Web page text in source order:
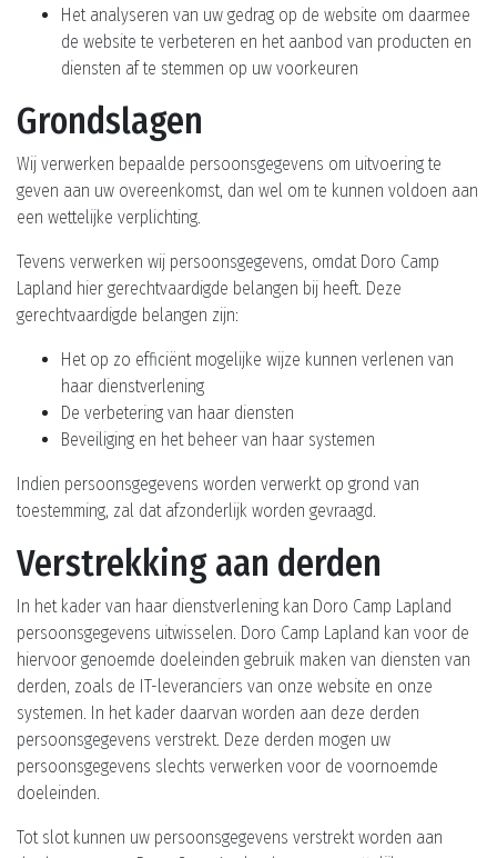
Het analyseren van uw gedrag op de website om daarmee
de website te verbeteren en het aanbod van producten en
diensten af te stemmen op uw voorkeuren
Grondslagen
Wij verwerken bepaalde persoonsgegevens om uitvoering te
geven aan uw overeenkomst, dan wel om te kunnen voldoen aan
een wettelijke verplichting.
Tevens verwerken wij persoonsgegevens, omdat Doro Camp
Lapland hier gerechtvaardigde belangen bij heeft. Deze
gerechtvaardigde belangen zijn:
Het op zo efficiënt mogelijke wijze kunnen verlenen van
haar dienstverlening
De verbetering van haar diensten
Beveiliging en het beheer van haar systemen
Indien persoonsgegevens worden verwerkt op grond van
toestemming, zal dat afzonderlijk worden gevraagd.
Verstrekking aan derden
In het kader van haar dienstverlening kan Doro Camp Lapland
persoonsgegevens uitwisselen. Doro Camp Lapland kan voor de
hiervoor genoemde doeleinden gebruik maken van diensten van
derden, zoals de IT-leveranciers van onze website en onze
systemen. In het kader daarvan worden aan deze derden
persoonsgegevens verstrekt. Deze derden mogen uw
persoonsgegevens slechts verwerken voor de voornoemde
doeleinden.
Tot slot kunnen uw persoonsgegevens verstrekt worden aan